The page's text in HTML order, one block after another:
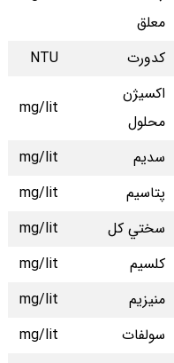
معلق
كدورت NTU
اكسي‍ژن
محلول
mg/lit
سديم
mg/lit
پتاسيم
mg/lit
سختي كل
mg/lit
كلسيم
mg/lit
منيزيم
mg/lit
سولفات mg/lit